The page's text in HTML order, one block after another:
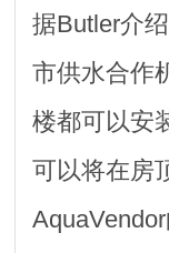
据Butler介
市供水合作
楼都可以安
可以将在房